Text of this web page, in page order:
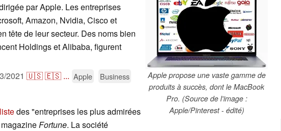
Apple propose une vaste gamme de
produits à succès, dont le MacBook
Pro. (Source de l'image :
Apple/Pinterest - édité)
par Apple. Les entreprises
Amazon, Nvidia, Cisco et
tête de leur secteur. Des noms bien
Holdings et Alibaba, figurent
2021 🇺🇸🇪🇸 ... Apple
Business
listedes "entreprises les plus admirées
Fortune. La société